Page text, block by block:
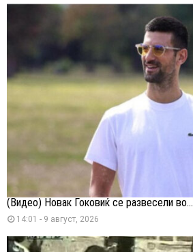
(Видео) Новак Ѓоковиќ се развесели во...
14:01 - 9 август, 2026